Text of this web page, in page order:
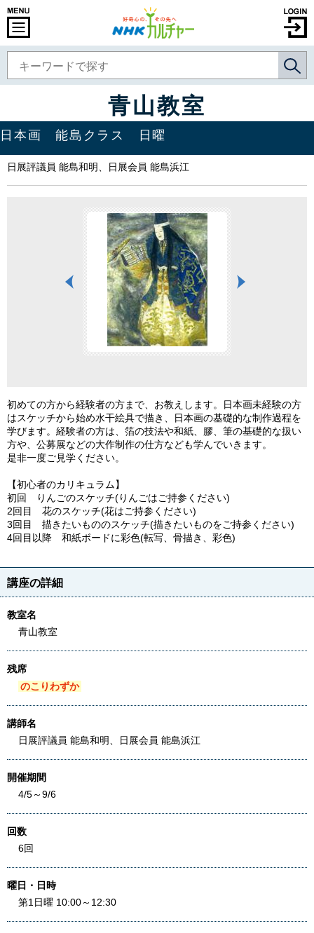
青山教室
日本画 能島クラス 日曜
日展評議員 能島和明、日展会員 能島浜江
初めての方から経験者の方まで、お教えします。日本画未経験の方
はスケッチから始め水干絵具で描き、日本画の基礎的な制作過程を
学びます。経験者の方は、箔の技法や和紙、膠、筆の基礎的な扱い
方や、公募展などの大作制作の仕方なども学んでいきます。
是非一度ご見学ください。
【初心者のカリキュラム】
初回 りんごのスケッチ(りんごはご持参ください)
2回目 花のスケッチ(花はご持参ください)
3回目 描きたいもののスケッチ(描きたいものをご持参ください)
4回目以降 和紙ボードに彩色(転写、骨描き、彩色)
講座の詳細
教室名
青山教室
残席
のこりわずか
講師名
日展評議員 能島和明、日展会員 能島浜江
開催期間
4/5～9/6
回数
6回
曜日・日時
第1日曜 10:00～12:30